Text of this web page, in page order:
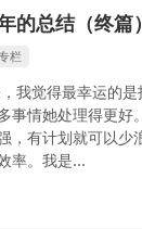
的总结（终篇）
栏
，我觉得最幸运的
事情她处理得更好
，有计划就可以少
率。我是...